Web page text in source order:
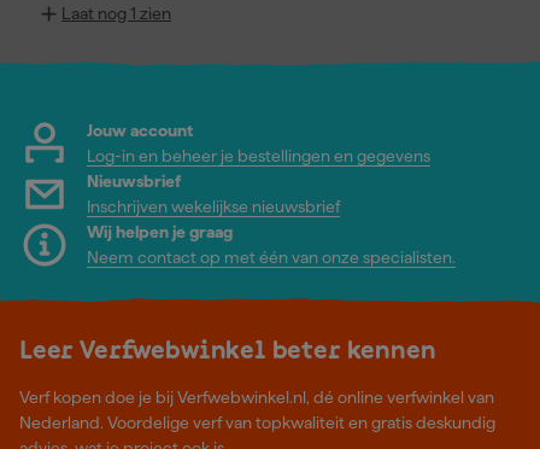
Laat nog 1 zien
Jouw account
Log-in en beheer je bestellingen en gegevens
Nieuwsbrief
Inschrijven wekelijkse nieuwsbrief
Wij helpen je graag
Neem contact op met één van onze specialisten.
Leer Verfwebwinkel beter kennen
Verf kopen doe je bij Verfwebwinkel.nl, dé online verfwinkel van
Nederland. Voordelige verf van topkwaliteit en gratis deskundig